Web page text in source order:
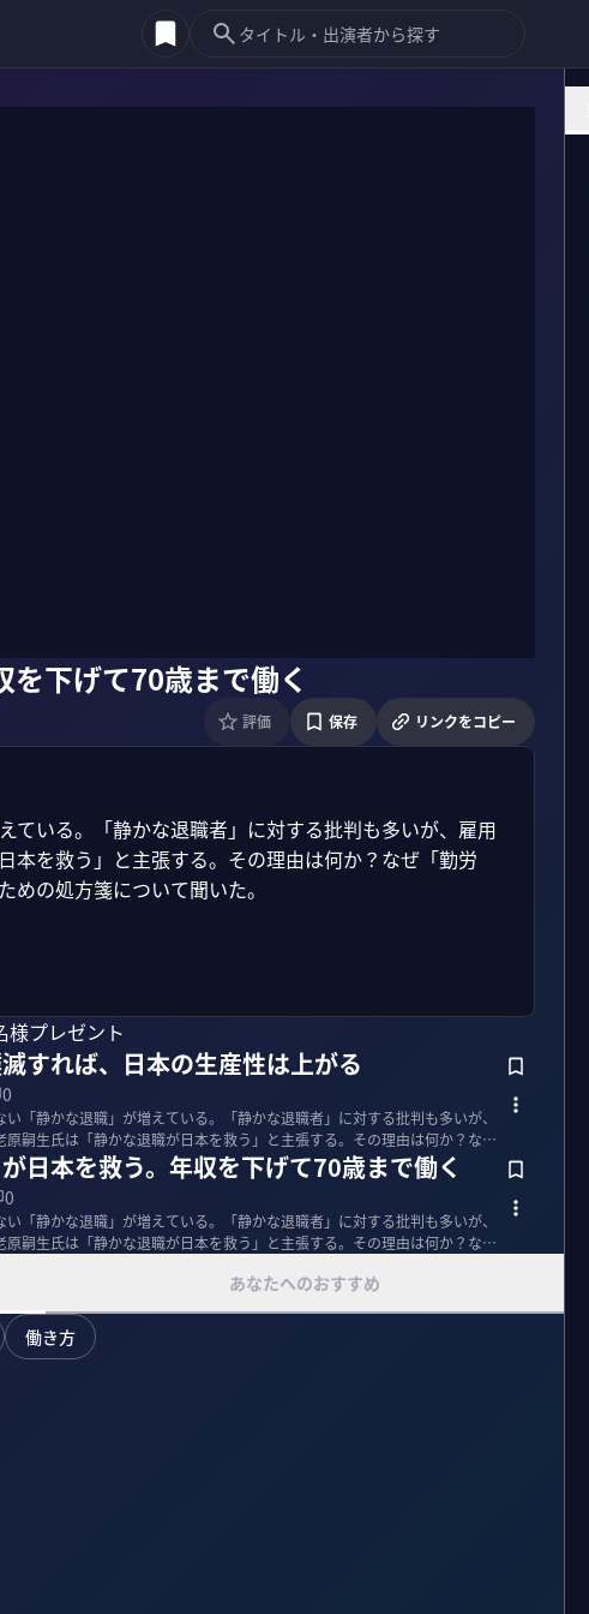
を下げて70歳まで働く
評価 保存 リンクをコピー
ている。「静かな退職者」に対する批判も多いが、雇用
本を救う」と主張する。その理由は何か？なぜ「勤労
の処方箋について聞いた。
プレゼント
滅すれば、日本の生産性は上がる
0
「静かな退職」が増えている。「静かな退職者」に対する批判も多いが、
嗣生氏は「静かな退職が日本を救う」と主張する。その理由は何か？なぜ
が日本を救う。年収を下げて70歳まで働く
0
「静かな退職」が増えている。「静かな退職者」に対する批判も多いが、
嗣生氏は「静かな退職が日本を救う」と主張する。その理由は何か？なぜ
あなたへのおすすめ
働き方